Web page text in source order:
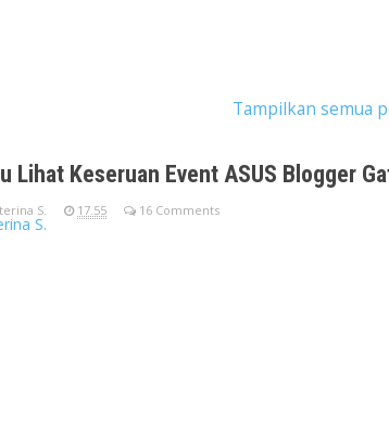
Tampilkan semua
Lihat Keseruan Event ASUS Blogger
S. 17.55 16 Comments
S.